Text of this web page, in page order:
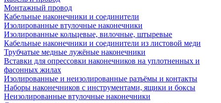
Монтажный провод
Кабельные наконечники и соединители
Изолированные втулочные наконечники
Изолированные кольцевые, вилочные, штыревые
Кабельные наконечники и соединители из листовой меди
Трубчатые медные лужёные наконечники
Вставки для опрессовки наконечников на уплотненных и
фасонных жилах
Изолированные и неизолированные разъёмы и контакты
Наборы наконечников с инструментами, ящики и боксы
Неизолированные втулочные наконечники